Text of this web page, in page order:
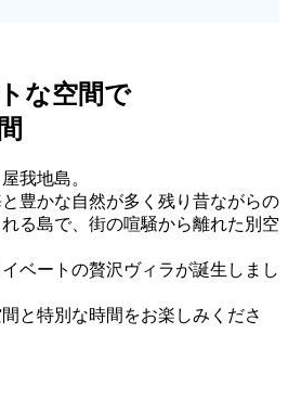
な空間で
我地島。
豊かな自然が多く残り昔ながらの
る島で、街の喧騒から離れた別空
ベートの贅沢ヴィラが誕生しまし
と特別な時間をお楽しみくださ